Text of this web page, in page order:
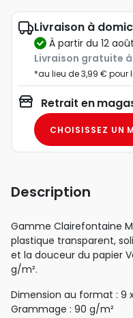
Livraison à
à partir du 12 août
Livraison gratuite
*au lieu de 3,99 €
Retrait en
CHOISISSEZ UN
Description
Gamme Clairefontaine
plastique transparent,
et la douceur du papier
g/m².
Dimension au format : 9
Grammage : 90 g/m²